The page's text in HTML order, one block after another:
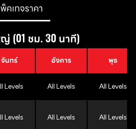
คเกจราคา
(01 ชม. 30 นาที)
จันทร์ อังคาร พุธ
Levels All Levels All Levels
Levels All Levels All Levels